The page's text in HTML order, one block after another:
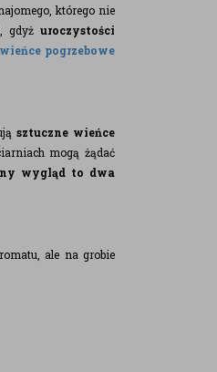
którego nie
gdyż uroczystości
wieńce pogrzebowe
sztuczne wieńce
mogą żądać
wygląd to dwa
ale na grobie